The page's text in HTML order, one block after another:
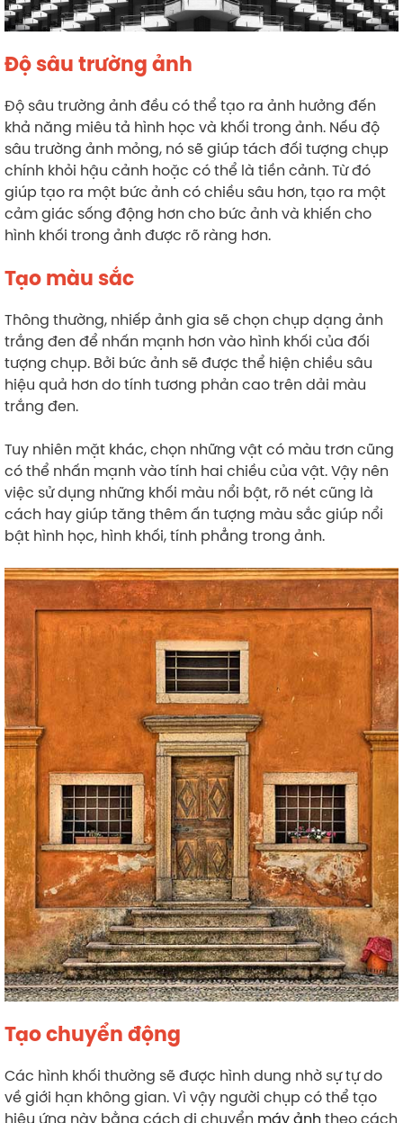
Độ sâu trường ảnh
Độ sâu trường ảnh đều có thể tạo ra ảnh hưởng đến
khả năng miêu tả hình học và khối trong ảnh. Nếu độ
sâu trường ảnh mỏng, nó sẽ giúp tách đối tượng chụp
chính khỏi hậu cảnh hoặc có thể là tiền cảnh. Từ đó
giúp tạo ra một bức ảnh có chiều sâu hơn, tạo ra một
cảm giác sống động hơn cho bức ảnh và khiến cho
hình khối trong ảnh được rõ ràng hơn.
Tạo màu sắc
Thông thường, nhiếp ảnh gia sẽ chọn chụp dạng ảnh
trắng đen để nhấn mạnh hơn vào hình khối của đối
tượng chụp. Bởi bức ảnh sẽ được thể hiện chiều sâu
hiệu quả hơn do tính tương phản cao trên dải màu
trắng đen.
Tuy nhiên mặt khác, chọn những vật có màu trơn cũng
có thể nhấn mạnh vào tính hai chiều của vật. Vậy nên
việc sử dụng những khối màu nổi bật, rõ nét cũng là
cách hay giúp tăng thêm ấn tượng màu sắc giúp nổi
bật hình học, hình khối, tính phẳng trong ảnh.
Tạo chuyển động
Các hình khối thường sẽ được hình dung nhờ sự tự do
về giới hạn không gian. Vì vậy người chụp có thể tạo
hiệu ứng này bằng cách di chuyển máy ảnh theo cách